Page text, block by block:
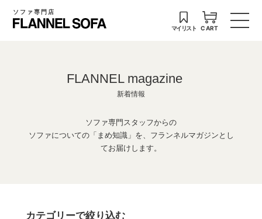
ソファ専門店
マイリスト CART
FLANNEL magazine
新着情報
ソファ専門スタッフからの
ソファについての「まめ知識」を、フランネルマガジンとし
てお届けします。
カテゴリーで絞り込む